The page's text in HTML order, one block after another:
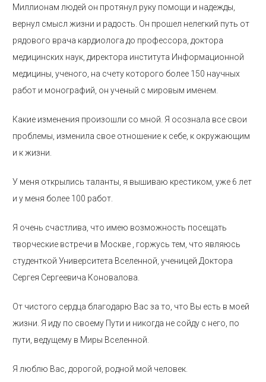
Миллионам людей он протянул руку помощи и надежды,
вернул смысл жизни и радость. Он прошел нелегкий путь от
рядового врача кардиолога до профессора, доктора
медицинских наук, директора института Информационной
медицины, ученого, на счету которого более 150 научных
работ и монографий, он ученый с мировым именем.
Какие изменения произошли со мной. Я осознала все свои
проблемы, изменила свое отношение к себе, к окружающим
и к жизни.
У меня открылись таланты, я вышиваю крестиком, уже 6 лет
и у меня более 100 работ.
Я очень счастлива, что имею возможность посещать
творческие встречи в Москве , горжусь тем, что являюсь
студенткой Университета Вселенной, ученицей Доктора
Сергея Сергеевича Коновалова.
От чистого сердца благодарю Вас за то, что Вы есть в моей
жизни. Я иду по своему Пути и никогда не сойду с него, по
пути, ведущему в Миры Вселенной.
Я люблю Вас, дорогой, родной мой человек.